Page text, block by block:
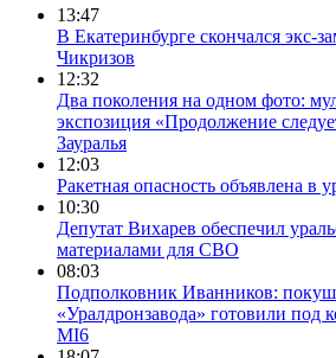
13:47
В Екатеринбурге скончался экс-
Чикризов
12:32
Два поколения на одном фото:
экспозиция «Продолжение
Зауралья
12:03
Ракетная опасность объявлена в
10:30
Депутат Вихарев обеспечил
материалами для СВО
08:03
Подполковник Иванников:
«Уралдронзавода» готовили под
MI6